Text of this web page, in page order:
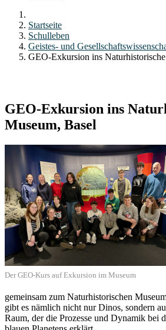
Startseite
Schulleben
Geistes- und
GEO-Exkursion ins
GEO-Exkursion ins
Museum, Basel
Der GEO-Kurs auf Exkursion im Museum
gemeinsam zum Naturhistorischen
gibt es nämlich nicht nur Dinos, sondern
Raum, der die Prozesse und Dynamik bei